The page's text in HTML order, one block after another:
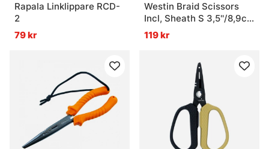
Rapala Linklippare RCD-
2
79 kr
Westin Braid Scissors
Incl, Sheath S 3,5''/8,9cm
Black Sand
119 kr